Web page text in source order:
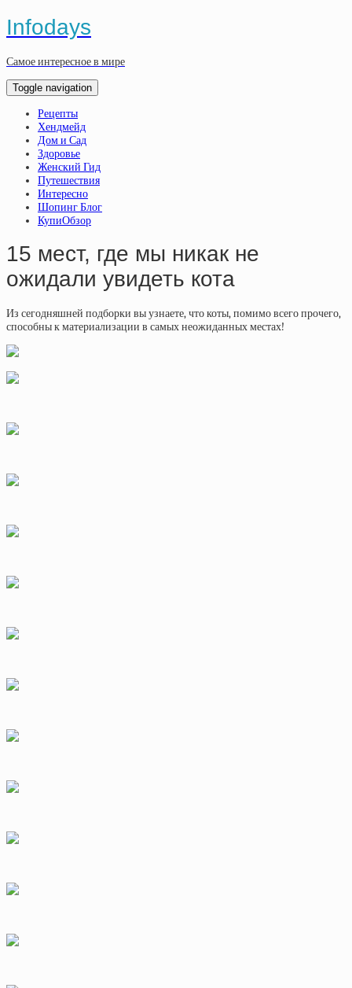
Infodays
Самое интересное в мире
Toggle navigation
Рецепты
Хендмейд
Дом и Сад
Здоровье
Женский Гид
Путешествия
Интересно
Шопинг Блог
КупиОбзор
15 мест, где мы никак не
ожидали увидеть кота
Из сегодняшней подборки вы узнаете, что коты, помимо всего прочего,
способны к материализации в самых неожиданных местах!